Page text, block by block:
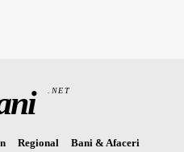
.NET
Regional
Bani & Afaceri